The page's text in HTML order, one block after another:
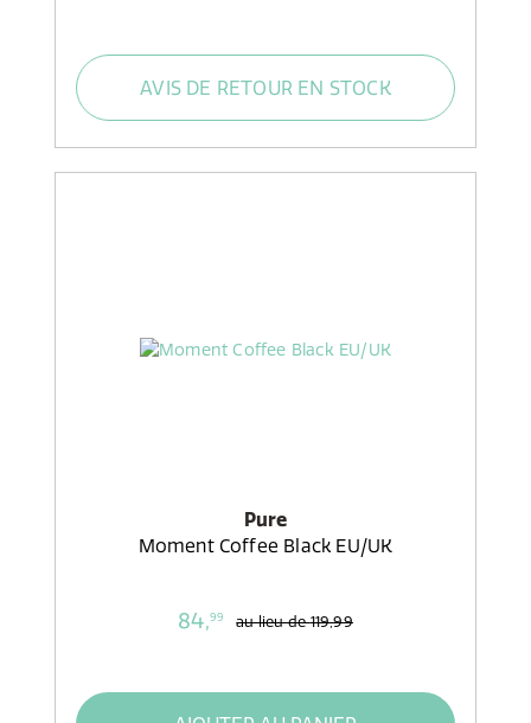
AVIS DE RETOUR EN STOCK
Pure
Moment Coffee Black EU/UK
84,99 au lieu de119,99